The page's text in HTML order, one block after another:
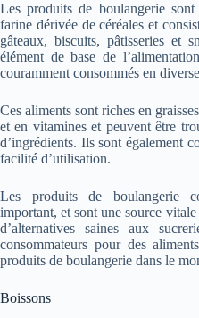
Les produits de boulangerie
farine dérivée de céréales et
gâteaux, biscuits, pâtisseries et
élément de base de
couramment consommés en
Ces aliments sont riches en
et en vitamines et peuvent être
d’ingrédients. Ils sont également
facilité d’utilisation.
Les produits de boulangerie
important, et sont une source
d’alternatives saines aux
consommateurs pour des
produits de boulangerie dans le
Boissons